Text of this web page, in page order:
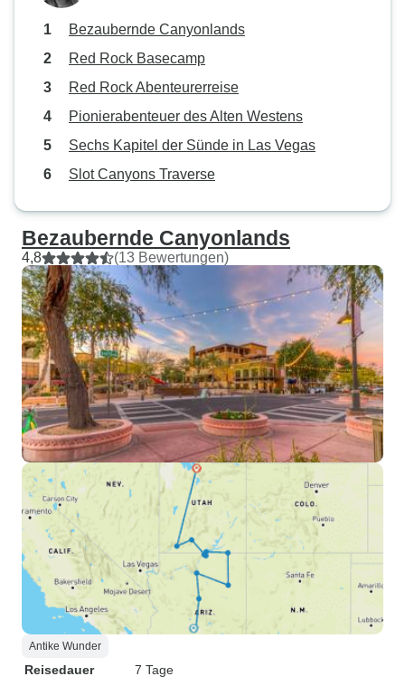
Bezaubernde Canyonlands
Red Rock Basecamp
Red Rock Abenteurerreise
Pionierabenteuer des Alten Westens
Sechs Kapitel der Sünde in Las Vegas
Slot Canyons Traverse
Bezaubernde Canyonlands
4,8 (13 Bewertungen)
Antike Wunder
Reisedauer
7 Tage